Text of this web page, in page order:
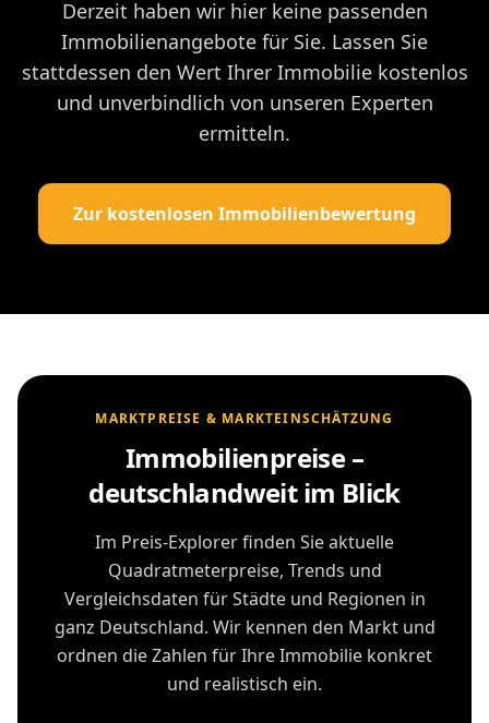
Derzeit haben wir hier keine passenden
Immobilienangebote für Sie. Lassen Sie
stattdessen den Wert Ihrer Immobilie kostenlos
und unverbindlich von unseren Experten
ermitteln.
Zur kostenlosen Immobilienbewertung
MARKTPREISE & MARKTEINSCHÄTZUNG
Immobilienpreise –
deutschlandweit im Blick
Im Preis-Explorer finden Sie aktuelle
Quadratmeterpreise, Trends und
Vergleichsdaten für Städte und Regionen in
ganz Deutschland. Wir kennen den Markt und
ordnen die Zahlen für Ihre Immobilie konkret
und realistisch ein.